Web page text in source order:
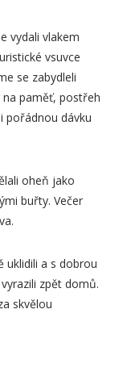
vydali vlakem
vsuvce
se zabydleli
na paměť, postřeh
pořádnou dávku
oheň jako
buřty. Večer
uklidili a s dobrou
zpět domů.
skvělou